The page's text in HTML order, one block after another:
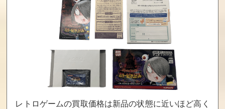
トップヒット20
買取価格
25,000
ぴょこたんの大
迷路
買取価格
25,000
フリントストー
ン
買取価格
24,000
キョロちゃんラ 重力装甲メタ バッキーオヘ
レトロゲームの買取価格は新品の状態に近いほど高く